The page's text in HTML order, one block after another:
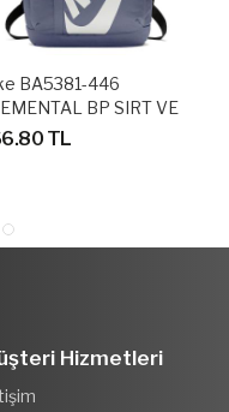
BA5381-446
BP SIRT VE
ÇANTASI 46 Cm.
TL
Hizmetleri